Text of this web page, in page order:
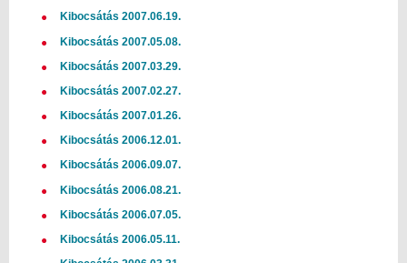
Kibocsátás 2007.06.19.
Kibocsátás 2007.05.08.
Kibocsátás 2007.03.29.
Kibocsátás 2007.02.27.
Kibocsátás 2007.01.26.
Kibocsátás 2006.12.01.
Kibocsátás 2006.09.07.
Kibocsátás 2006.08.21.
Kibocsátás 2006.07.05.
Kibocsátás 2006.05.11.